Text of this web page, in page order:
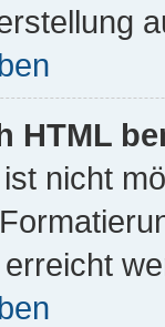
HTML
nicht